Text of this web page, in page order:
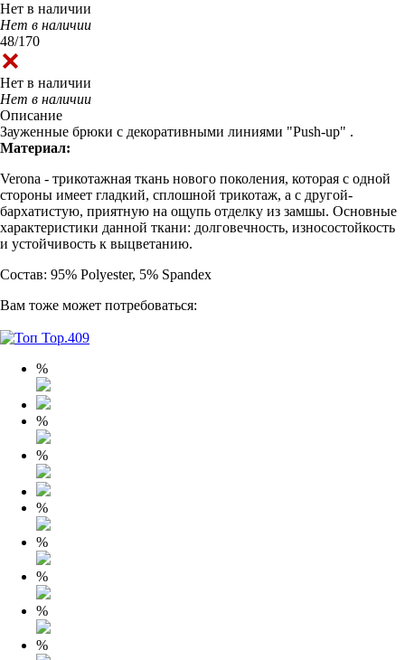
Нет в наличии
Нет в наличии
48/170
Нет в наличии
Нет в наличии
Описание
Зауженные брюки с декоративными линиями "Push-up" .
Материал:
Verona - трикотажная ткань нового поколения, которая с одной
стороны имеет гладкий, сплошной трикотаж, а с другой-
бархатистую, приятную на ощупь отделку из замшы. Основные
характеристики данной ткани: долговечность, износостойкость
и устойчивость к выцветанию.
Состав: 95% Polyester, 5% Spandex
Вам тоже может потребоваться:
%
%
%
%
%
%
%
%